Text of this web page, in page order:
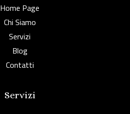
Home Page
Chi Siamo
Servizi
Blog
Contatti
Servizi